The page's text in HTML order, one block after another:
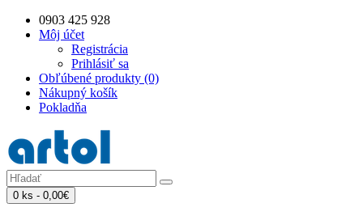
0903 425 928
Môj účet
Registrácia
Prihlásiť sa
Obľúbené produkty (0)
Nákupný košík
Pokladňa
0 ks - 0,00€